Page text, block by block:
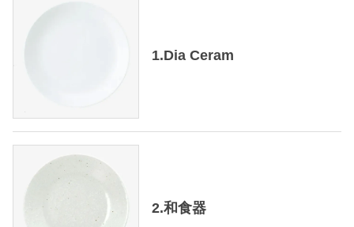
1.Dia Ceram
2.和食器